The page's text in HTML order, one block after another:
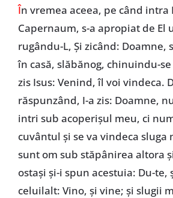
În vremea aceea, pe când intra
Capernaum, s-a apropiat de El
rugându-L, Și zicând: Doamne,
în casă, slăbănog, chinuindu-
zis Isus: Venind, îl voi vindeca.
răspunzând, I-a zis: Doamne,
intri sub acoperișul meu, ci
cuvântul și se va vindeca sluga
sunt om sub stăpânirea altora
ostași și-i spun acestuia: Du-te,
celuilalt: Vino, și vine; și slugii